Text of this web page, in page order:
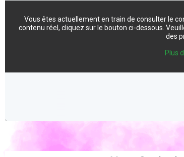
Vous êtes actuellement en train de consulter le
contenu réel, cliquez sur le bouton ci-dessous.
des
Plus